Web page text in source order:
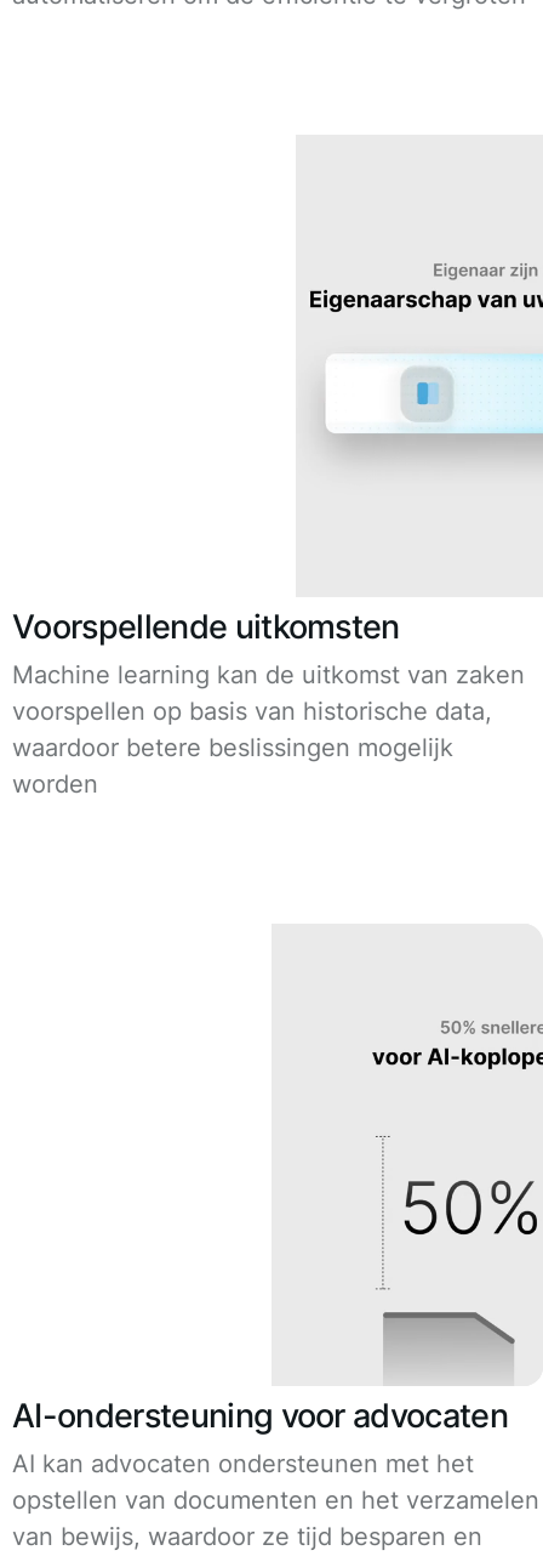
Voorspellende uitkomsten
Machine learning kan de uitkomst van zaken
voorspellen op basis van historische data,
waardoor betere beslissingen mogelijk
worden
AI-ondersteuning voor advocaten
AI kan advocaten ondersteunen met het
opstellen van documenten en het verzamelen
van bewijs, waardoor ze tijd besparen en